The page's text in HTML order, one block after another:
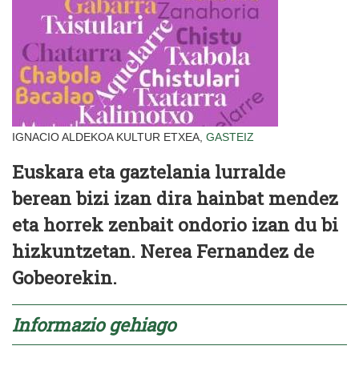
IGNACIO ALDEKOA KULTUR ETXEA, GASTEIZ
Euskara eta gaztelania lurralde
berean bizi izan dira hainbat mendez
eta horrek zenbait ondorio izan du bi
hizkuntzetan. Nerea Fernandez de
Gobeorekin.
Informazio gehiago